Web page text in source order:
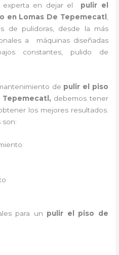
experta en dejar el pulir el
en Lomas De Tepemecatl
de pulidoras, desde la más
a máquinas diseñadas
constantes, pulido de
de pulir el piso
Tepemecatl, debemos tener
los mejores resultados.
son:
para un pulir el piso de